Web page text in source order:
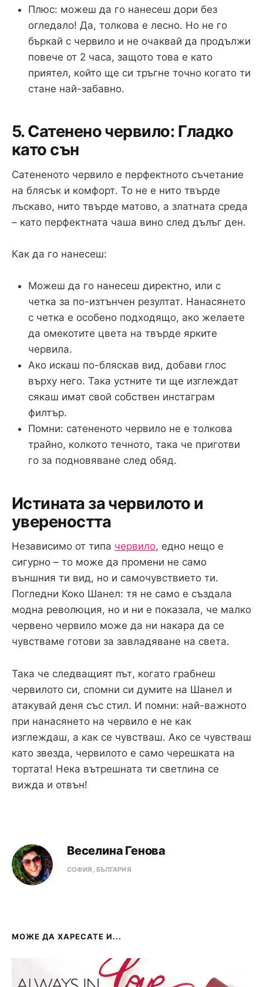
Плюс: можеш да го нанесеш дори без
огледало! Да, толкова е лесно. Но не го
бъркай с червило и не очаквай да продължи
повече от 2 часа, защото това е като
приятел, който ще си тръгне точно когато ти
стане най-забавно.
5. Сатенено червило: Гладко
като сън
Сатененото червило е перфектното съчетание
на блясък и комфорт. То не е нито твърде
лъскаво, нито твърде матово, а златната среда
– като перфектната чаша вино след дълъг ден.
Как да го нанесеш:
Можеш да го нанесеш директно, или с
четка за по-изтънчен резултат. Нанасянето
с четка е особено подходящо, ако желаете
да омекотите цвета на твърде ярките
червила.
Ако искаш по-бляскав вид, добави глос
върху него. Така устните ти ще изглеждат
сякаш имат свой собствен инстаграм
филтър.
Помни: сатененото червило не е толкова
трайно, колкото течното, така че приготви
го за подновяване след обяд.
Истината за червилото и
увереността
Независимо от типа червило, едно нещо е
сигурно – то може да промени не само
външния ти вид, но и самочувствието ти.
Погледни Коко Шанел: тя не само е създала
модна революция, но и ни е показала, че малко
червено червило може да ни накара да се
чувстваме готови за завладяване на света.
Така че следващият път, когато грабнеш
червилото си, спомни си думите на Шанел и
атакувай деня със стил. И помни: най-важното
при нанасянето на червило е не как
изглеждаш, а как се чувстваш. Ако се чувстваш
като звезда, червилото е само черешката на
тортата! Нека вътрешната ти светлина се
вижда и отвън!
Веселина Генова
СОФИЯ, БЪЛГАРИЯ
МОЖЕ ДА ХАРЕСАТЕ И...